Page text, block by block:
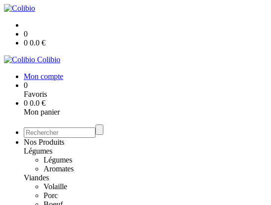
0
0 0.0 €
Colibio
Mon compte
0
Favoris
0 0.0 €
Mon panier
Nos Produits
Légumes
Légumes
Aromates
Viandes
Volaille
Porc